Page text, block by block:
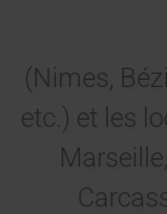
(Nimes,
etc.) et les